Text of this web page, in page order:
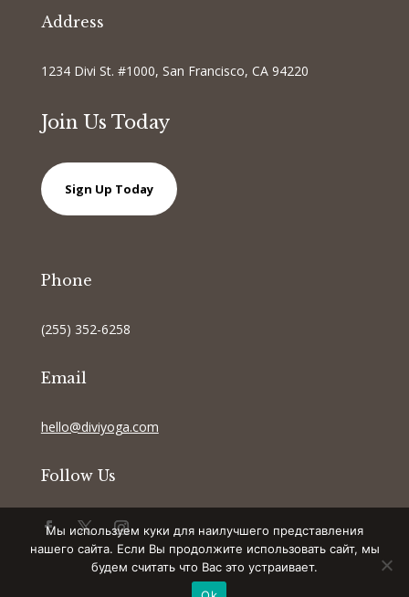
Address
1234 Divi St. #1000, San Francisco, CA 94220
Join Us Today
Sign Up Today
Phone
(255) 352-6258
Email
hello@diviyoga.com
Follow Us
Мы используем куки для наилучшего представления
нашего сайта. Если Вы продолжите использовать сайт, мы
будем считать что Вас это устраивает.